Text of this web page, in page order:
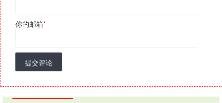
你的邮箱*
提交评论